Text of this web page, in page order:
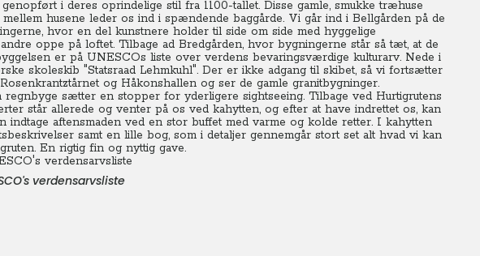
i deres oprindelige stil fra 1100-tallet. Disse gamle, smukke træhuse
husene leder os ind i spændende baggårde. Vi går ind i Bellgården på de
hvor en del kunstnere holder til side om side med hyggelige
oppe på loftet. Tilbage ad Bredgården, hvor bygningerne står så tæt, at de
er på UNESCOs liste over verdens bevaringsværdige kulturarv. Nede i
skoleskib "Statsraad Lehmkuhl". Der er ikke adgang til skibet, så vi fortsætter
og Håkonshallen og ser de gamle granitbygninger.
regnbyge sætter en stopper for yderligere sightseeing. Tilbage ved Hurtigrutens
står allerede og venter på os ved kahytten, og efter at have indrettet os, kan
indtage aftensmaden ved en stor buffet med varme og kolde retter. I kahytten
samt en lille bog, som i detaljer gennemgår stort set alt hvad vi kan
En rigtig fin og nyttig gave.
verdensarvsliste